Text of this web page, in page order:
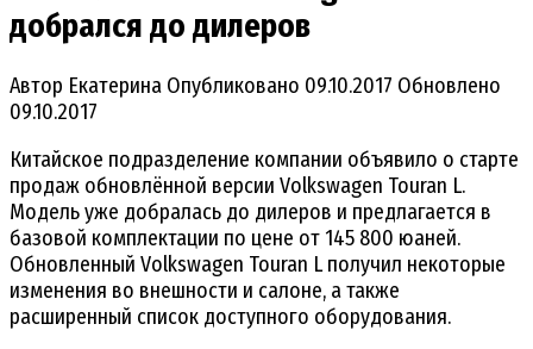
добрался до дилеров
Автор Екатерина Опубликовано 09.10.2017 Обновлено
09.10.2017
Китайское подразделение компании объявило о старте
продаж обновлённой версии Volkswagen Touran L.
Модель уже добралась до дилеров и предлагается в
базовой комплектации по цене от 145 800 юаней.
Обновленный Volkswagen Touran L получил некоторые
изменения во внешности и салоне, а также
расширенный список доступного оборудования.